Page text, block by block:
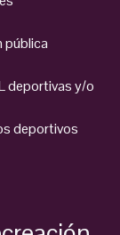
pública
deportivas y/o
deportivos